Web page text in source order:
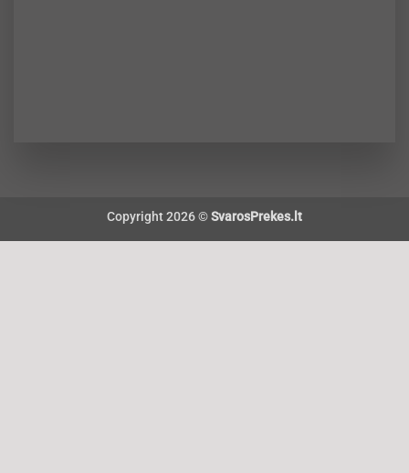
Copyright 2026 ©SvarosPrekes.lt